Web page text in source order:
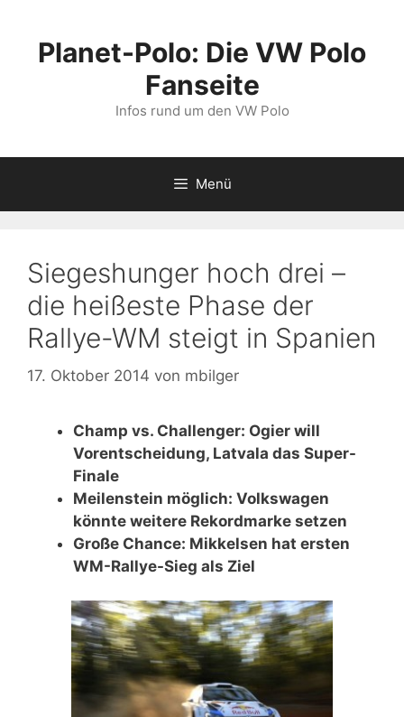
springenPlanet-Polo: Die VW Polo
Fanseite
Infos rund um den VW Polo
Menü
Siegeshunger hoch drei –
die heißeste Phase der
Rallye-WM steigt in Spanien
17. Oktober 2014 von mbilger
Champ vs. Challenger: Ogier will
Vorentscheidung, Latvala das Super-
Finale
Meilenstein möglich: Volkswagen
könnte weitere Rekordmarke setzen
Große Chance: Mikkelsen hat ersten
WM-Rallye-Sieg als Ziel